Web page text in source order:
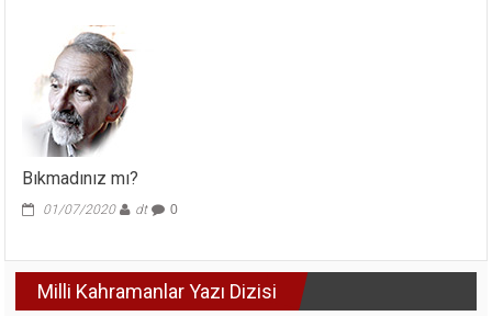
Bıkmadınız mı?
01/07/2020 dt 0
Milli Kahramanlar Yazı Dizisi